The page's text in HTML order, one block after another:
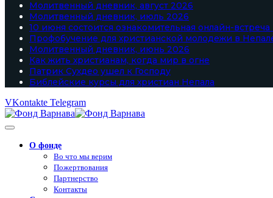
Молитвенный дневник, август 2026
Молитвенный дневник, июль 2026
10 июня состоится ознакомительная онлайн-
Профобучение для христианской молодежи в
Молитвенный дневник, июнь 2026
Как жить христианам, когда мир в огне
Патрик Сухдео ушел к Господу
Библейские курсы для христиан Непала
VKontakte Telegram
О фонде
Во что мы верим
Пожертвования
Партнерство
Контакты